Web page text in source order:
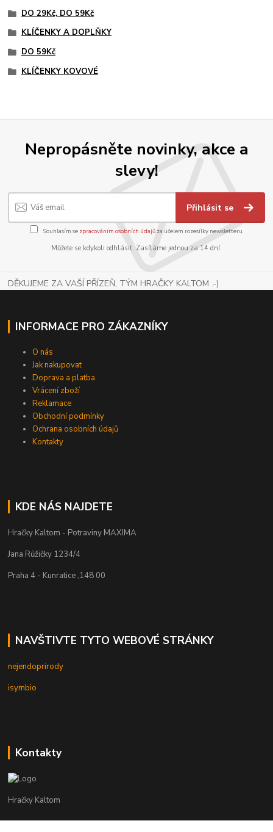
DO 29Kč, DO 59Kč
KLÍČENKY A DOPLŇKY
DO 59Kč
KLÍČENKY KOVOVÉ
Nepropásněte novinky, akce a
slevy!
Přihlásit se
Souhlasím se zpracováním osobních údajůza účelem rozesílky newsletteru.
Můžete se kdykoli odhlásit. Zasíláme jednou za 14 dní.
DĚKUJEME ZA VAŠÍ PŘÍZEŇ, TÝM HRAČKY KALTOM .-)
INFORMACE PRO ZÁKAZNÍKY
O nás
Jak nakupovat
Doprava a platba
Vrácení zboží
Reklamace
Obchodní podmínky
Ochrana osobních údajů
Kontakty
KDE NÁS NAJDETE
Hračky Kaltom - Potraviny MAXIMA
Jana Růžičky 1234/4
Praha 4 - Kunratice ,148 00
NAVŠTIVTE TYTO WEBOVÉ STRÁNKY
nejendoprirody
isymbio
Kontakty
Hračky Kaltom